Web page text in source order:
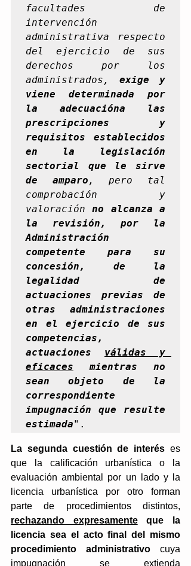
facultades de
intervención
administrativa respecto
del ejercicio de sus
derechos por los
administrados, exige y
viene determinada por
la adecuacióna las
prescripciones y
requisitos establecidos
en la legislación
sectorial que le sirve
de amparo , pero tal
comprobación y
valoración no alcanza a
la revisión, por la
Administración
competente para su
concesión, de la
legalidad de
actuaciones previas de
otras administraciones
en el ejercicio de sus
competencias,
actuaciones válidas y
eficaces mientras no
sean objeto de la
correspondiente
impugnación que resulte
estimada".
La segunda cuestión de interés es
que la calificación urbanística o la
evaluación ambiental por un lado y la
licencia urbanística por otro forman
rechazando expresamente que la
licencia sea el acto final del mismo
procedimiento administrativo cuya
impugnación se extienda